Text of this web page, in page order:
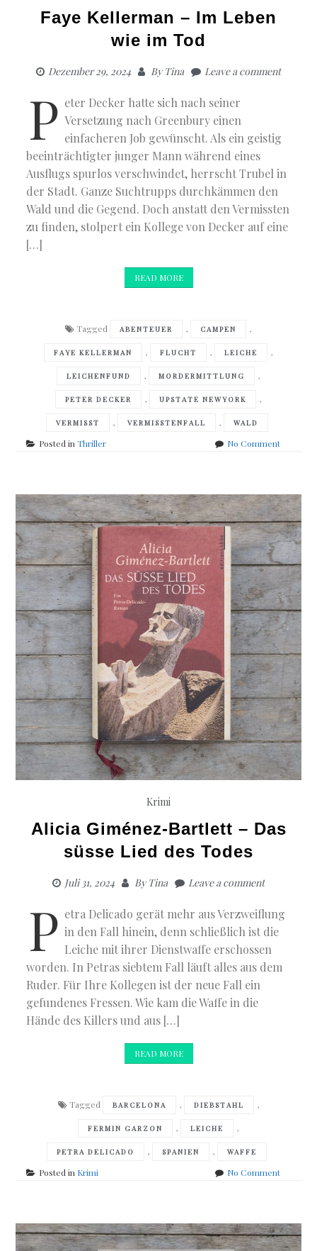
Faye Kellerman – Im Leben
wie im Tod
Dezember 29, 2024 ByTina Leave a comment
P eter Decker hatte sich nach seiner
Versetzung nach Greenbury einen
einfacheren Job gewünscht. Als ein geistig
beeinträchtigter junger Mann während eines
Ausflugs spurlos verschwindet, herrscht Trubel in
der Stadt. Ganze Suchtrupps durchkämmen den
Wald und die Gegend. Doch anstatt den Vermissten
zu finden, stolpert ein Kollege von Decker auf eine
[…]
READ MORE
Tagged ABENTEUER , CAMPEN ,
FAYE KELLERMAN , FLUCHT , LEICHE ,
LEICHENFUND , MORDERMITTLUNG ,
PETER DECKER , UPSTATE NEWYORK ,
VERMISST , VERMISSTENFALL , WALD
Posted inThriller No Commenton
Im
Leben
wie
im
Krimi
Alicia Giménez-Bartlett – Das
süsse Lied des Todes
Juli 31, 2024 ByTina Leave a comment
P etra Delicado gerät mehr aus Verzweiflung
in den Fall hinein, denn schließlich ist die
Leiche mit ihrer Dienstwaffe erschossen
worden. In Petras siebtem Fall läuft alles aus dem
Ruder. Für Ihre Kollegen ist der neue Fall ein
gefundenes Fressen. Wie kam die Waffe in die
Hände des Killers und aus […]
READ MORE
Tagged BARCELONA , DIEBSTAHL ,
FERMIN GARZON , LEICHE ,
PETRA DELICADO , SPANIEN , WAFFE
Posted in Krimi No Commenton
–
Das